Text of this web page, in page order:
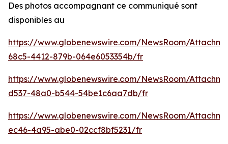
Des photos accompagnant ce communiqué sont
disponibles au
https://www.globenewswire.com/NewsRoom/
68c5-4412-879b-064e6053354b/fr
https://www.globenewswire.com/NewsRoom/
d537-48a0-b544-54be1c6aa7db/fr
https://www.globenewswire.com/NewsRoom/
ec46-4a95-abe0-02ccf8bf5231/fr